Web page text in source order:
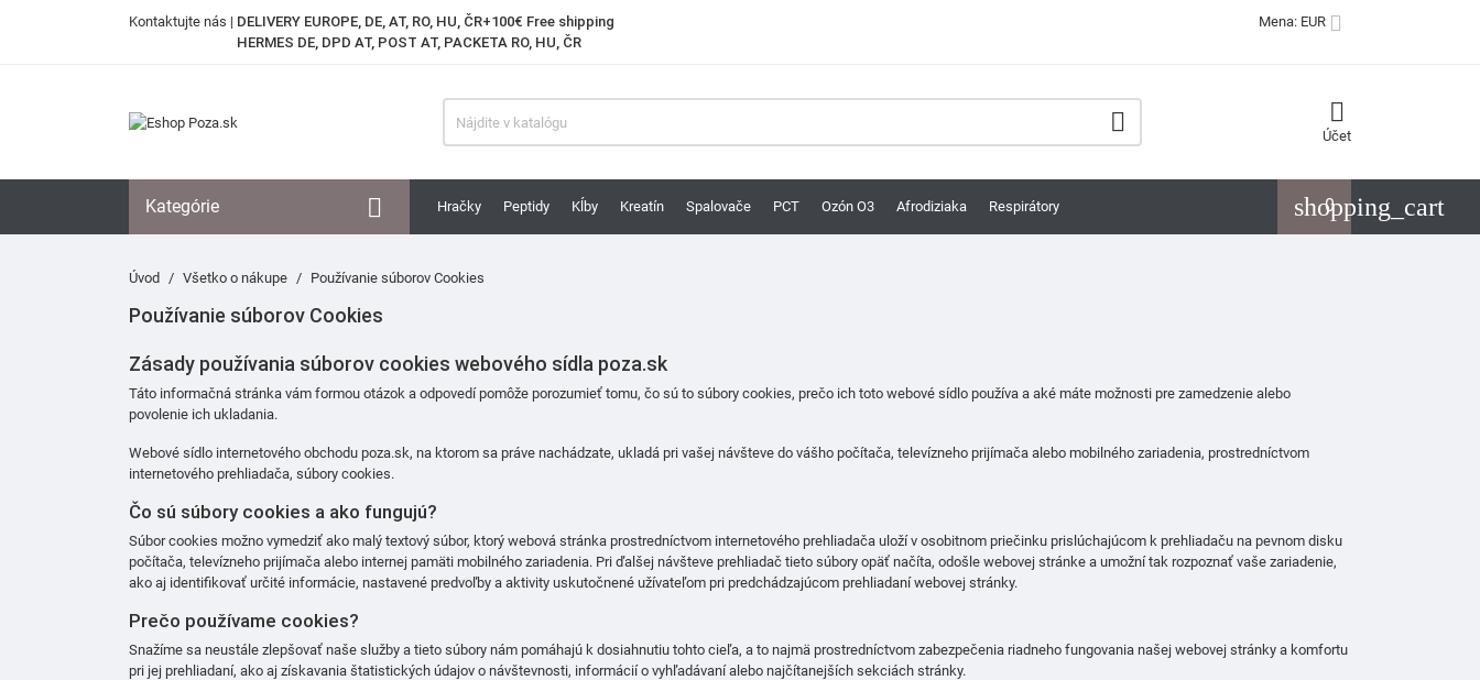
Kontaktujte nás | DELIVERY EUROPE, DE, AT, RO, HU, ČR+100€ Free shipping
HERMES DE, DPD AT, POST AT, PACKETA RO, HU, ČR
Mena: EUR 
 
Účet
Kategórie  Hračky Peptidy Kĺby Kreatín Spalovače PCT Ozón O3 Afrodiziaka Respirátory shopping_cart
0
Úvod Všetko o nákupe Používanie súborov Cookies
Používanie súborov Cookies
Zásady používania súborov cookies webového sídla poza.sk
Táto informačná stránka vám formou otázok a odpovedí pomôže porozumieť tomu, čo sú to súbory cookies, prečo ich toto webové sídlo používa a aké máte možnosti pre zamedzenie alebo
povolenie ich ukladania.
Webové sídlo internetového obchodu poza.sk, na ktorom sa práve nachádzate, ukladá pri vašej návšteve do vášho počítača, televízneho prijímača alebo mobilného zariadenia, prostredníctvom
internetového prehliadača, súbory cookies.
Čo sú súbory cookies a ako fungujú?
Súbor cookies možno vymedziť ako malý textový súbor, ktorý webová stránka prostredníctvom internetového prehliadača uloží v osobitnom priečinku prislúchajúcom k prehliadaču na pevnom disku
počítača, televízneho prijímača alebo internej pamäti mobilného zariadenia. Pri ďalšej návšteve prehliadač tieto súbory opäť načíta, odošle webovej stránke a umožní tak rozpoznať vaše zariadenie,
ako aj identifikovať určité informácie, nastavené predvoľby a aktivity uskutočnené užívateľom pri predchádzajúcom prehliadaní webovej stránky.
Prečo používame cookies?
Snažíme sa neustále zlepšovať naše služby a tieto súbory nám pomáhajú k dosiahnutiu tohto cieľa, a to najmä prostredníctvom zabezpečenia riadneho fungovania našej webovej stránky a komfortu
pri jej prehliadaní, ako aj získavania štatistických údajov o návštevnosti, informácií o vyhľadávaní alebo najčítanejších sekciách stránky.